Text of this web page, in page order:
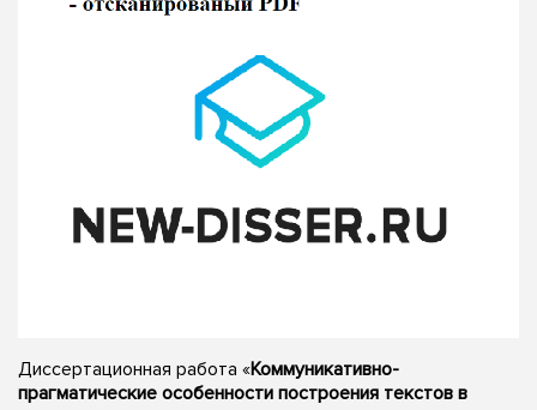
Диссертационная работа «Коммуникативно-
прагматические особенности построения текстов в